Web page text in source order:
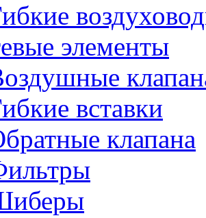
элементы
вставки
клапана